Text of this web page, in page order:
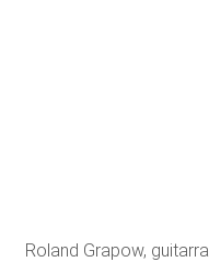
Roland Grapow, guitarra